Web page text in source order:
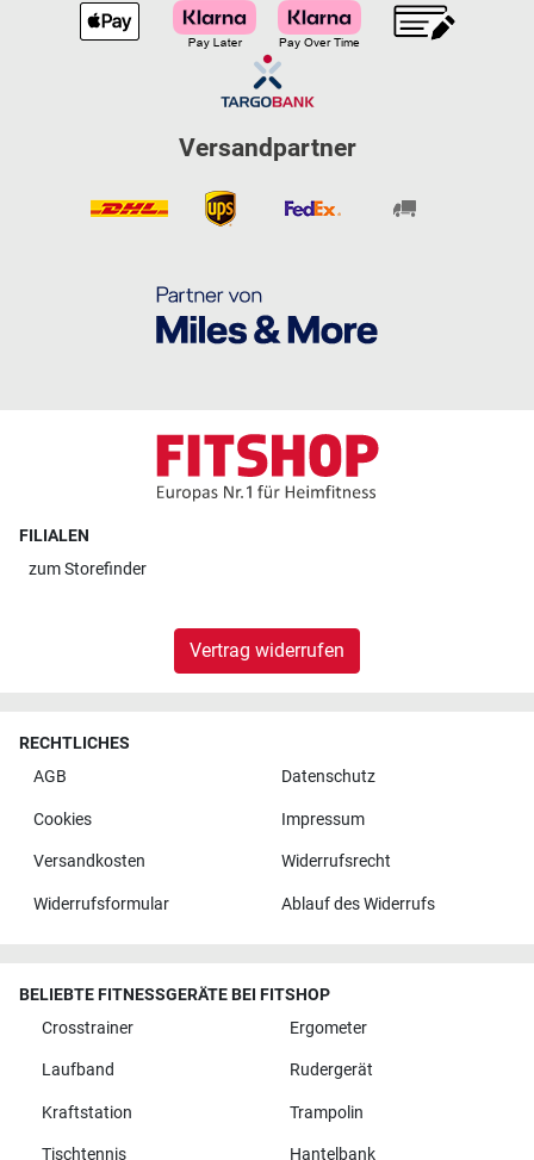
Versandpartner
FILIALEN
zumStorefinder
Vertrag widerrufen
RECHTLICHES
AGB
Datenschutz
Cookies Impressum
Versandkosten Widerrufsrecht
Widerrufsformular Ablauf des Widerrufs
BELIEBTE FITNESSGERÄTE BEI FITSHOP
Crosstrainer
Ergometer
Laufband Rudergerät
Kraftstation Trampolin
Tischtennis Hantelbank